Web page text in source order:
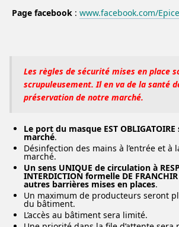
Page facebook : www.facebook.com/
Les règles de sécurité mises en place
scrupuleusement. Il en va de la santé
préservation de notre marché.
Le port du masque EST
marché.
Désinfection des mains à l’entrée et à
marché.
Un sens UNIQUE de circulation à
INTERDICTION formelle DE
autres barrières mises en places.
Un maximum de producteurs seront
du bâtiment.
L’accès au bâtiment sera limité.